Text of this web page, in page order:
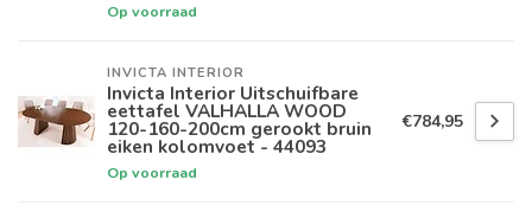
Op voorraad
INVICTA INTERIOR
Invicta Interior Uitschuifbare
eettafel VALHALLA WOOD
120-160-200cm gerookt bruin
eiken kolomvoet - 44093
Op voorraad
€784,95